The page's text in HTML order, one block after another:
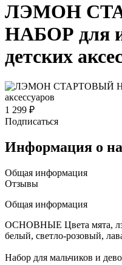
ЛЭМОН
НАБОР для
детских
1 299 ₽
Подписаться
Информация о
Общая информация
Отзывы
Общая информация
ОСНОВНЫЕ Цвета мята,
белый, светло-розовый,
Набор для мальчиков и